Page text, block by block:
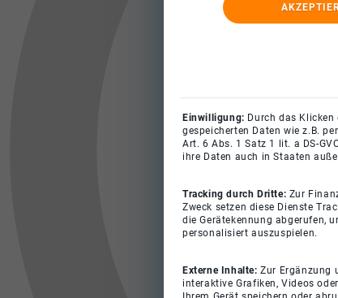
Einwilligung: Durch das
gespeicherten Daten wie z.B.
Art. 6 Abs. 1 Satz 1 lit. a DS-
ihre Daten auch in Staaten
Tracking durch Dritte: Zur
Zweck setzen diese Dienste
die Gerätekennung abgerufen,
personalisiert auszuspielen.
Externe Inhalte:Zur Ergänzung
interaktive Grafiken, Videos